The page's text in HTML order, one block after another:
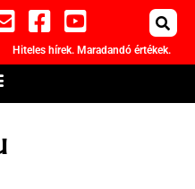
Hiteles hírek. Maradandó értékek.